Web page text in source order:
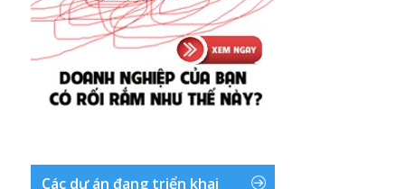
Các dự án đang triển khai